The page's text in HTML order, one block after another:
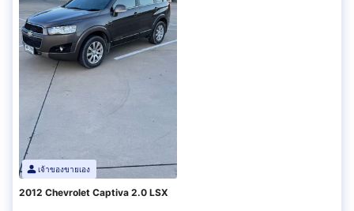
เจ้าของขายเอง
2012 Chevrolet Captiva 2.0 LSX